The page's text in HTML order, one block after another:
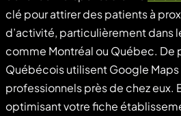
clé pour attirer des patients à
d’activité, particulièrement dans
comme Montréal ou Québec. De
Québécois utilisent Google
professionnels près de chez eux.
optimisant votre fiche